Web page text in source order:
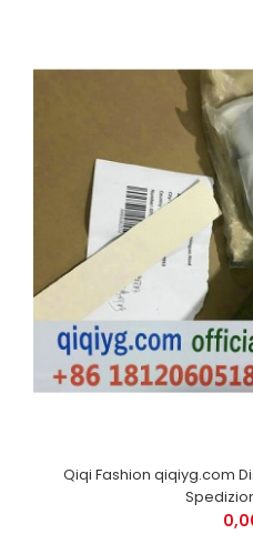
Qiqi Fashion qiqiyg.com